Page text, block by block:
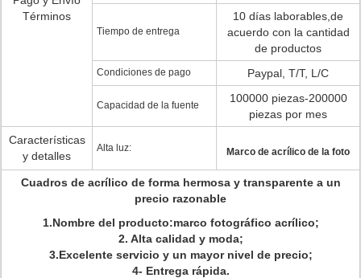
Términos
Tiempo de entrega
10 días laborables,de
acuerdo con la cantidad
de productos
Condiciones de pago Paypal, T/T, L/C
Capacidad de la fuente
100000 piezas-200000
piezas por mes
Características
y detalles
Alta luz: Marco de acrílico de la foto
Cuadros de acrílico de forma hermosa y transparente a un
precio razonable
1.Nombre del producto:marco fotográfico acrílico;
2. Alta calidad y moda;
3.Excelente servicio y un mayor nivel de precio;
4- Entrega rápida.